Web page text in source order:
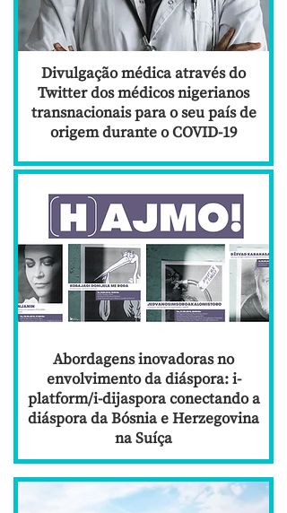
Divulgação médica através do
Twitter dos médicos nigerianos
transnacionais para o seu país de
origem durante o COVID-19
Abordagens inovadoras no
envolvimento da diáspora: i-
platform/i-dijaspora conectando a
diáspora da Bósnia e Herzegovina
na Suíça